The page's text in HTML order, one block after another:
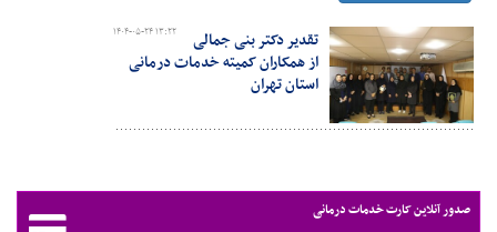
۱۴۰۴-۰۵-۲۴ ۱۳:۲۲
تقدیر دکتر بنی جمالی
از همکاران کمیته خدمات درمانی
استان تهران
صدور آنلاین کارت خدمات درمانی